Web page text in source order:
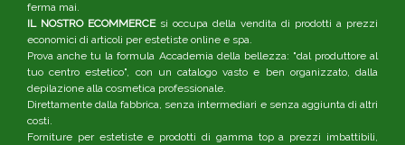
ferma mai.
IL NOSTRO ECOMMERCEsi occupa della vendita di prodotti a prezzi
economici di articoli per estetiste online e spa.
Prova anche tu la formula Accademia della bellezza: "dal produttore al
tuo centro estetico", con un catalogo vasto e ben organizzato, dalla
depilazione alla cosmetica professionale.
Direttamente dalla fabbrica, senza intermediari e senza aggiunta di altri
costi.
Forniture per estetiste e prodotti di gamma top a prezzi imbattibili,